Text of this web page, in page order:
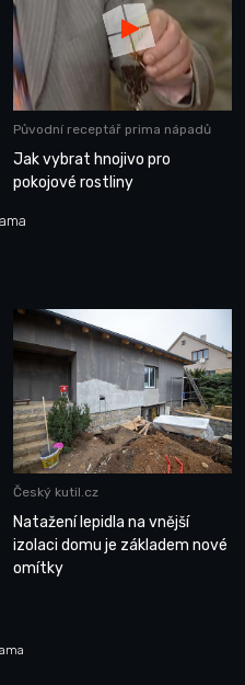
Původní receptář prima nápadů
Jak vybrat hnojivo pro
pokojové rostliny
Český kutil.cz
Natažení lepidla na vnější
izolaci domu je základem nové
omítky